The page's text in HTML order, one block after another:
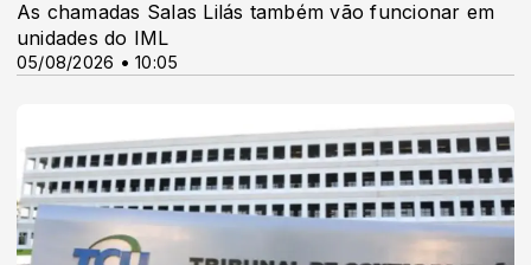
05/08/2026 • 10:05
As chamadas Salas Lilás também vão funcionar em
unidades do IML